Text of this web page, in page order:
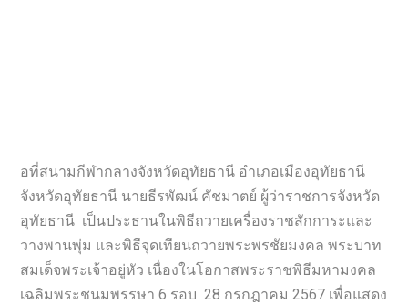
อที่สนามกีฬากลางจังหวัดอุทัยธานี อำเภอเมืองอุทัยธานี
จังหวัดอุทัยธานี นายธีรพัฒน์ คัชมาตย์ ผู้ว่าราชการจังหวัด
อุทัยธานี เป็นประธานในพิธีถวายเครื่องราชสักการะและ
วางพานพุ่ม และพิธีจุดเทียนถวายพระพรชัยมงคล พระบาท
สมเด็จพระเจ้าอยู่หัว เนื่องในโอกาสพระราชพิธีมหามงคล
เฉลิมพระชนมพรรษา 6 รอบ 28 กรกฎาคม 2567 เพื่อแสดง